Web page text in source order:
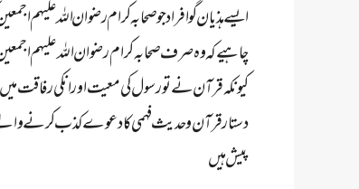
ایسے ہذیان گو افراد جو صحابہ کرام رضوان اللہ علیہم
چاہیے کہ وہ صرف صحابہ کرام رضوان اللہ علیہم
کیونکہ قرآن نے تو رسول کی معیت اور انکی رفاقت
دستار قرآن و حدیث فہمی کا دعوے کذب کرنے والے
پیش ہیں